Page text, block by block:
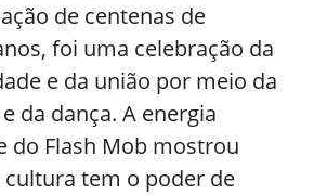
de centenas de
foi uma celebração da
e da união por meio da
da dança. A energia
do Flash Mob mostrou
cultura tem o poder de